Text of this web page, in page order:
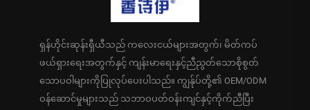
ရှန်ဟိုင်းဆုန်းရှီယီသည် ကလေးငယ်များအတွက်၊ မိတ်ကပ်
ဖယ်ရှားရေးအတွက်နှင့် ကျန်းမာရေးနှင့်ညီညွတ်သောစိုစွတ်
သောပဝါများကိုပြုလုပ်ပေးပါသည်။ ကျွန်ုပ်တို့၏ OEM/ODM
ဝန်ဆောင်မှုများသည် သဘာဝပတ်ဝန်းကျင်နှင့်ကိုက်ညီပြီး